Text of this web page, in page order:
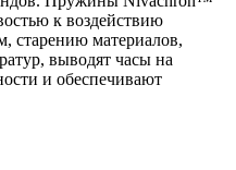
к воздействию
старению материалов,
выводят часы на
и обеспечивают